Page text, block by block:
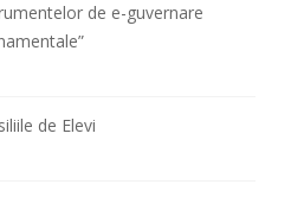
de e-guvernare
de Elevi